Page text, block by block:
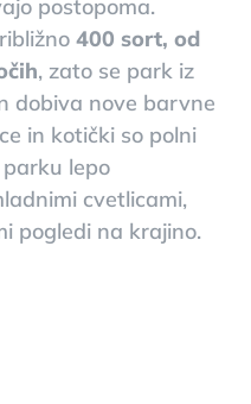
postopoma.
400 sort, od
, zato se park iz
dobiva nove barvne
in kotički so polni
lepo
cvetlicami,
pogledi na krajino.